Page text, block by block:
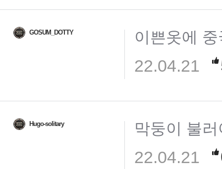
GOSUM_DOTTY 이쁜옷에
22.04.21
Hugo-solitary 막둥이 불
22.04.21